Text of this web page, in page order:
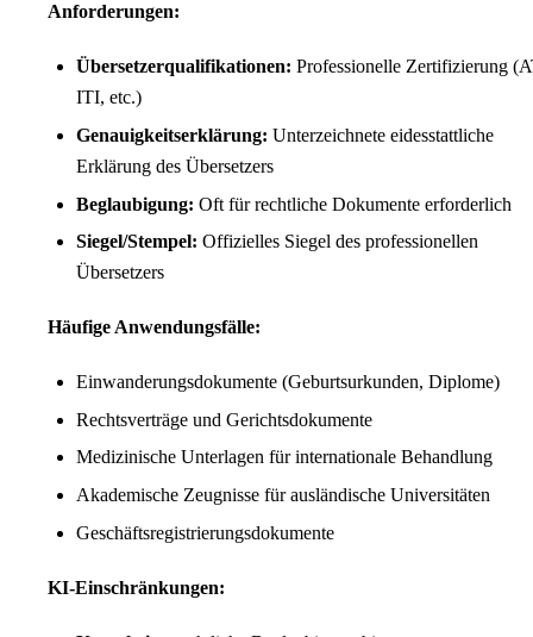
Anforderungen:
Übersetzerqualifikationen: Professionelle Zertifizierung
ITI, etc.)
Genauigkeitserklärung: Unterzeichnete eidesstattliche
Erklärung des Übersetzers
Beglaubigung: Oft für rechtliche Dokumente erforderlich
Siegel/Stempel: Offizielles Siegel des professionellen
Übersetzers
Häufige Anwendungsfälle:
Einwanderungsdokumente (Geburtsurkunden, Diplome)
Rechtsverträge und Gerichtsdokumente
Medizinische Unterlagen für internationale Behandlung
Akademische Zeugnisse für ausländische Universitäten
Geschäftsregistrierungsdokumente
KI-Einschränkungen: